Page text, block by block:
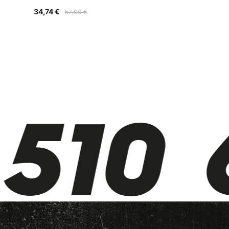
57,90 €
34,74 €